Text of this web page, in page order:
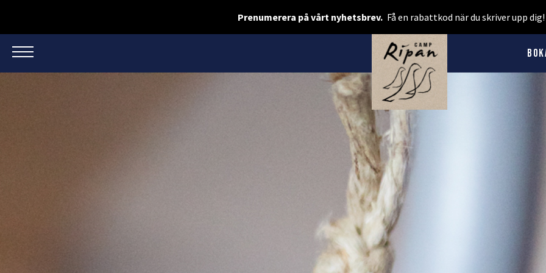
Prenumerera på vårt nyhetsbrev. Få en rabattkod när du skriver upp dig!
TOGGLE NAVIGATION
Boka rum
Spa & Event
Boka camping
Presentkort
BOENDE
Hotellstugor Faciliteter
MAT & DRYCK